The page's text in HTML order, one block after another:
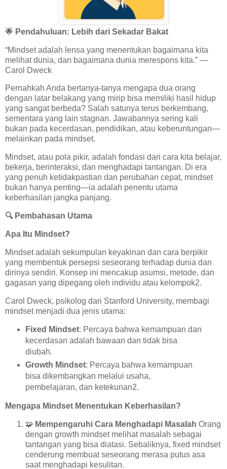
🌟 Pendahuluan: Lebih dari Sekadar Bakat
“Mindset adalah lensa yang menentukan bagaimana kita
melihat dunia, dan bagaimana dunia merespons kita.” —
Carol Dweck
Pernahkah Anda bertanya-tanya mengapa dua orang
dengan latar belakang yang mirip bisa memiliki hasil hidup
yang sangat berbeda? Salah satunya terus berkembang,
sementara yang lain stagnan. Jawabannya sering kali
bukan pada kecerdasan, pendidikan, atau keberuntungan—
melainkan pada mindset.
Mindset, atau pola pikir, adalah fondasi dari cara kita belajar,
bekerja, berinteraksi, dan menghadapi tantangan. Di era
yang penuh ketidakpastian dan perubahan cepat, mindset
bukan hanya penting—ia adalah penentu utama
keberhasilan jangka panjang.
🔍Pembahasan Utama
Apa Itu Mindset?
Mindset adalah sekumpulan keyakinan dan cara berpikir
yang membentuk persepsi seseorang terhadap dunia dan
dirinya sendiri. Konsep ini mencakup asumsi, metode, dan
gagasan yang dipegang oleh individu atau kelompok2.
Carol Dweck, psikolog dari Stanford University, membagi
mindset menjadi dua jenis utama:
Fixed Mindset: Percaya bahwa kemampuan dan
kecerdasan adalah bawaan dan tidak bisa
diubah.
Growth Mindset: Percaya bahwa kemampuan
bisa dikembangkan melalui usaha,
pembelajaran, dan ketekunan2.
Mengapa Mindset Menentukan Keberhasilan?
🧩 Mempengaruhi Cara Menghadapi Masalah Orang
dengan growth mindset melihat masalah sebagai
tantangan yang bisa diatasi. Sebaliknya, fixed mindset
cenderung membuat seseorang merasa putus asa
saat menghadapi kesulitan.